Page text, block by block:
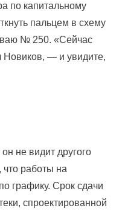
по капитальному
пальцем в схему
№ 250. «Сейчас
Новиков, — и увидите,
не видит другого
что работы на
графику. Срок сдачи
спроектированной